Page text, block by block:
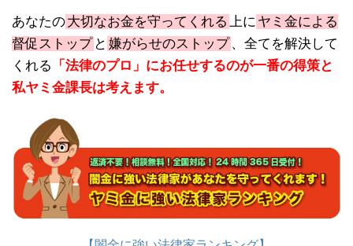
あなたの大切なお金を守ってくれる 上に ヤミ金による
督促ストップ と 嫌がらせのストップ 、全てを解決して
くれる
「法律のプロ」にお任せするのが一番の得策と
私ヤミ金課長は考えます。